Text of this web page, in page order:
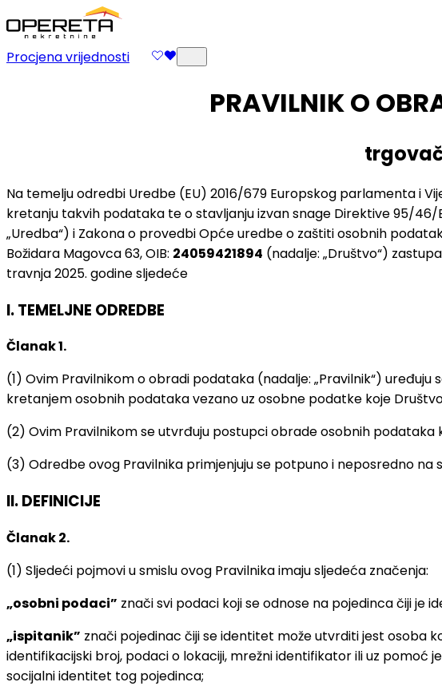
Procjena vrijednosti
PRAVILNIK O
Na temelju odredbi Uredbe (EU) 2016/679 Europskog parlamenta i
kretanju takvih podataka te o stavljanju izvan snage Direktive 95/46/
„Uredba“) i Zakona o provedbi Opće uredbe o zaštiti osobnih
Božidara Magovca 63, OIB: 24059421894 (nadalje: „Društvo“)
travnja 2025. godine sljedeće
I. TEMELJNE ODREDBE
Članak 1.
(1) Ovim Pravilnikom o obradi podataka (nadalje: „Pravilnik“)
kretanjem osobnih podataka vezano uz osobne podatke koje
(2) Ovim Pravilnikom se utvrđuju postupci obrade osobnih podataka
(3) Odredbe ovog Pravilnika primjenjuju se potpuno i neposredno
II. DEFINICIJE
Članak 2.
(1) Sljedeći pojmovi u smislu ovog Pravilnika imaju sljedeća značenja:
„osobni podaci” znači svi podaci koji se odnose na pojedinca čiji je
„ispitanik” znači pojedinac čiji se identitet može utvrditi jest osoba
identifikacijski broj, podaci o lokaciji, mrežni identifikator ili uz pomoć
socijalni identitet tog pojedinca;